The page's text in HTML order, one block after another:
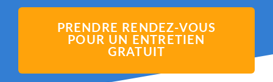
PRENDRE RENDEZ-VOUS
POUR UN ENTRETIEN
GRATUIT